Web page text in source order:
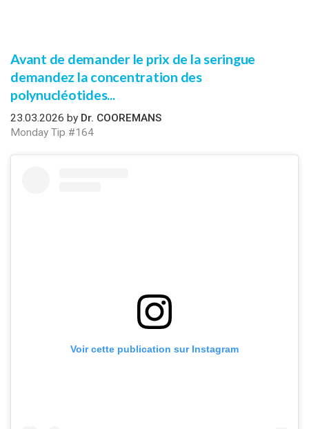
Avant de demander le prix de la seringue
demandez la concentration des
polynucléotides...
23.03.2026 by Dr. COOREMANS
Monday Tip #164
Voir cette publication sur Instagram